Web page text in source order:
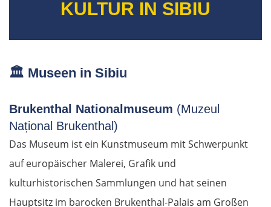
KULTUR IN SIBIU
🏛️ Museen in Sibiu
Brukenthal Nationalmuseum (Muzeul
Național Brukenthal)
Das Museum ist ein Kunstmuseum mit Schwerpunkt
auf europäischer Malerei, Grafik und
kulturhistorischen Sammlungen und hat seinen
Hauptsitz im barocken Brukenthal-Palais am Großen